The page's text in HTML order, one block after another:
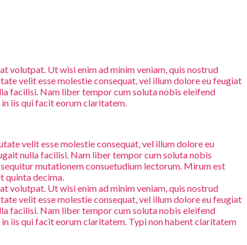
volutpat. Ut wisi enim ad minim veniam, quis nostrud
velit esse molestie consequat, vel illum dolore eu feugiat
facilisi. Nam liber tempor cum soluta nobis eleifend
iis qui facit eorum claritatem.
velit esse molestie consequat, vel illum dolore eu
nulla facilisi. Nam liber tempor cum soluta nobis
mutationem consuetudium lectorum. Mirum est
quinta decima.
volutpat. Ut wisi enim ad minim veniam, quis nostrud
velit esse molestie consequat, vel illum dolore eu feugiat
facilisi. Nam liber tempor cum soluta nobis eleifend
iis qui facit eorum claritatem. Typi non habent claritatem